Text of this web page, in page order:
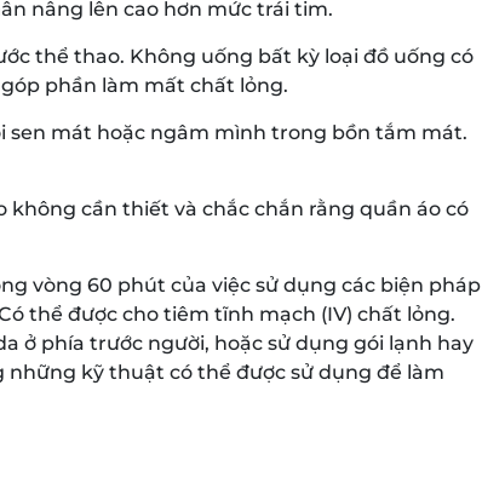
nâng lên cao hơn mức trái tim.
thể thao. Không uống bất kỳ loại đồ uống có
phần làm mất chất lỏng.
sen mát hoặc ngâm mình trong bồn tắm mát.
không cần thiết và chắc chắn rằng quần áo có
vòng 60 phút của việc sử dụng các biện pháp
thể được cho tiêm tĩnh mạch (IV) chất lỏng.
ở phía trước người, hoặc sử dụng gói lạnh hay
kỹ thuật có thể được sử dụng để làm